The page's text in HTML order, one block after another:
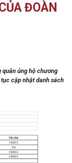
ĐOÀN
ủng hộ chương
cập nhật danh sách